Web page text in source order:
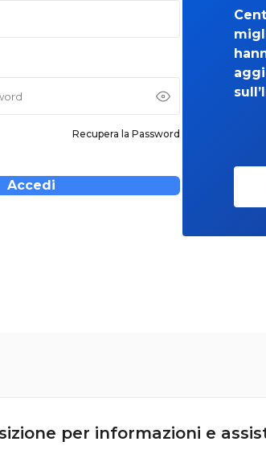
Recupera la Password
Accedi
per informazioni e